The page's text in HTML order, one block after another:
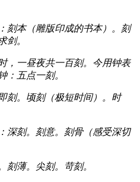
刻本（雕版印成的书本）。刻
剑。
，一昼夜共一百刻。今用钟表
：五点一刻。
刻。顷刻（极短时间）。时
深刻。刻意。刻骨（感受深切
刻薄。尖刻。苛刻。